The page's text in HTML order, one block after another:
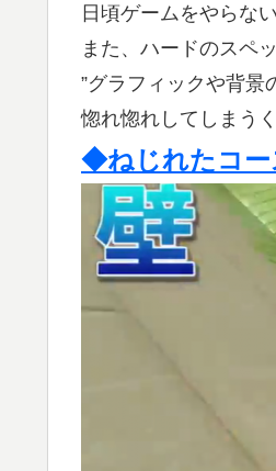
日頃ゲームをやらな
また、ハードのスペ
”グラフィックや背景
惚れ惚れしてしまう
◆ねじれたコー